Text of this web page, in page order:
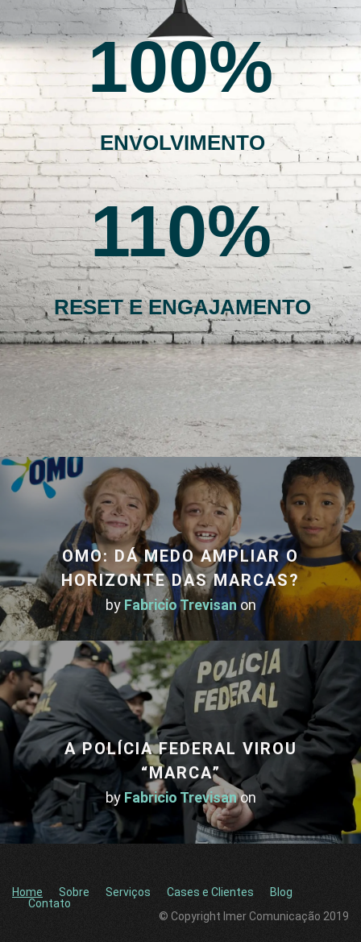
100
ENVOLVIMENTO
110
RESET E ENGAJAMENTO
OMO: DÁ MEDO AMPLIAR O
HORIZONTE DAS MARCAS?
by Fabricio Trevisanon
A POLÍCIA FEDERAL VIROU
“MARCA”
by Fabricio Trevisanon
Home Sobre Serviços Cases e Clientes
Blog
Contato
© Copyright Imer Comunicação 2019